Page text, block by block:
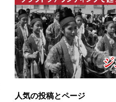
人気の投稿とページ